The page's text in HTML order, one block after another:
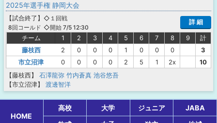
2025年選手権 静岡大会
【試合終了 】
8回コールド
◇１回戦
◇開始 7/5 12:30
詳 細
チーム 1 2 3 4 5 6 7 8 9
計
藤枝西
2 0 0 0 1 0 0 0
3
市立沼津
0 0 0 0 2 5 1 2x
10
【藤枝西】
石澤龍弥 竹内蒼真 池谷悠吾
【市立沼津】
渡邊智洋
HOME
高校 大学 ジュニア
JABA